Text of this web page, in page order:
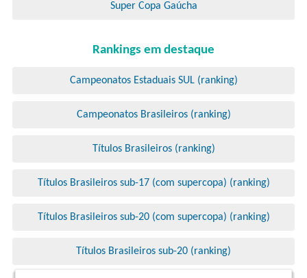
Super Copa Gaúcha
Rankings em destaque
Campeonatos Estaduais SUL (ranking)
Campeonatos Brasileiros (ranking)
Títulos Brasileiros (ranking)
Títulos Brasileiros sub-17 (com supercopa) (ranking)
Títulos Brasileiros sub-20 (com supercopa) (ranking)
Títulos Brasileiros sub-20 (ranking)